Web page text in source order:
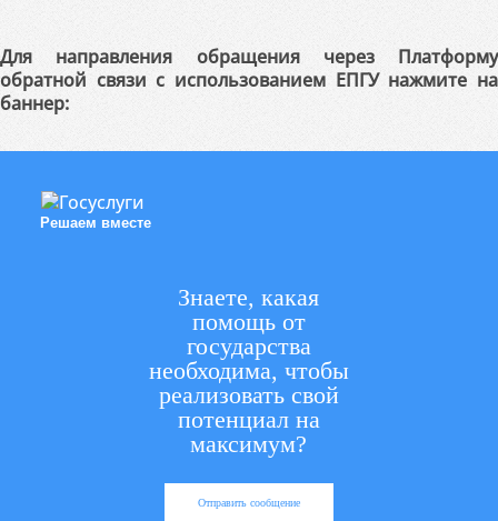
Для направления обращения через Платформу
обратной связи с использованием ЕПГУ нажмите на
баннер:
Решаем вместе
Знаете, какая
помощь от
государства
необходима, чтобы
реализовать свой
потенциал на
максимум?
Отправить сообщение